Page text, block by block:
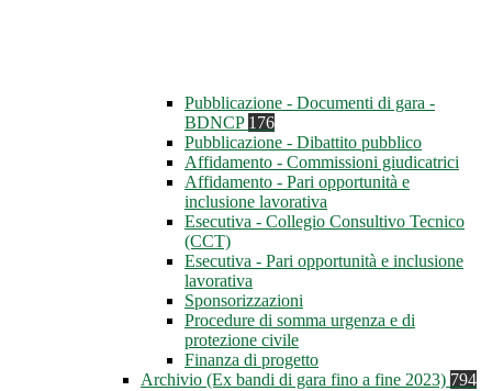
Pubblicazione - Documenti di gara -
BDNCP 176
Pubblicazione - Dibattito pubblico
Affidamento - Commissioni giudicatrici
Affidamento - Pari opportunità e
inclusione lavorativa
Esecutiva - Collegio Consultivo Tecnico
(CCT)
Esecutiva - Pari opportunità e inclusione
lavorativa
Sponsorizzazioni
Procedure di somma urgenza e di
protezione civile
Finanza di progetto
Archivio (Ex bandi di gara fino a fine 2023) 794